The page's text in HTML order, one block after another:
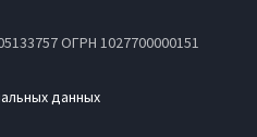
ОГРН 1027700000151
данных